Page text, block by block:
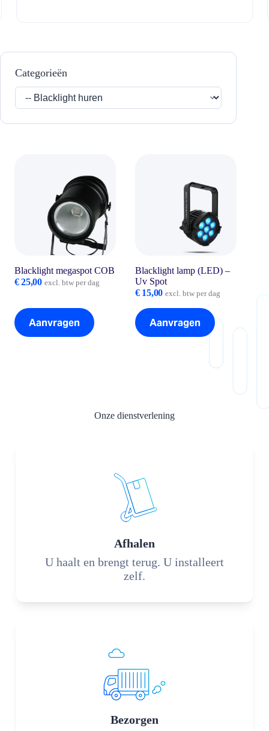
Blacklight megaspot COB
€25,00 excl. btw per dag
Aanvragen
Blacklight lamp (LED) –
Uv Spot
€15,00 excl. btw per dag
Aanvragen
Categorieën
Onze dienstverlening
Afhalen
U haalt en brengt terug. U installeert
zelf.
Bezorgen